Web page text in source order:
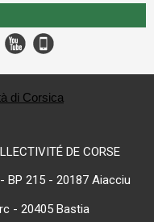
DE CORSE
BP 215 - 20187 Aiacciu
- 20405 Bastia